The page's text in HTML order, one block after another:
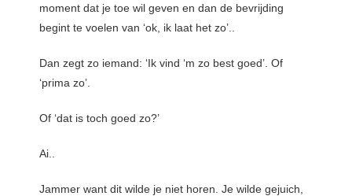
moment dat je toe wil geven en dan de bevrijding
begint te voelen van ‘ok, ik laat het zo’..
Dan zegt zo iemand: ‘Ik vind ‘m zo best goed’. Of
‘prima zo’.
Of ‘dat is toch goed zo?’
Ai..
Jammer want dit wilde je niet horen. Je wilde gejuich,